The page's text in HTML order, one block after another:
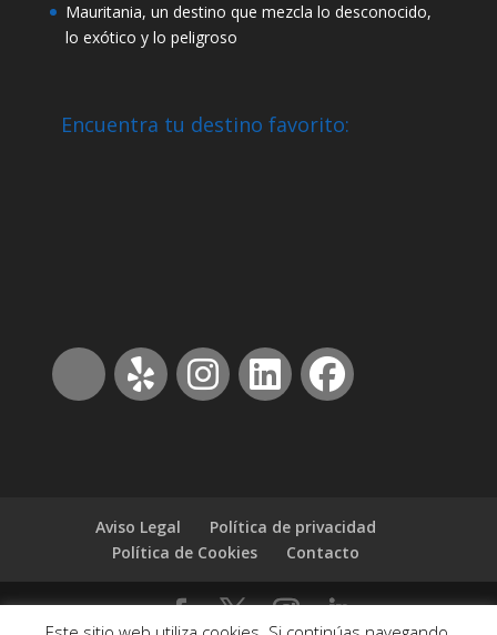
Mauritania, un destino que mezcla lo desconocido,
lo exótico y lo peligroso
Encuentra tu destino favorito:
Aviso Legal
Política de privacidad
Política de Cookies
Contacto